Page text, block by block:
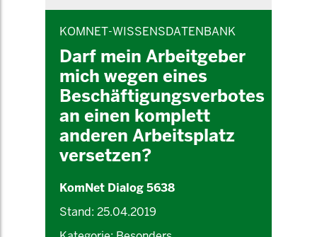
KOMNET-WISSENSDATENBANK
Darf mein Arbeitgeber
mich wegen eines
Beschäftigungsverbotes
an einen komplett
anderen Arbeitsplatz
versetzen?
KomNet Dialog 5638
Stand: 25.04.2019